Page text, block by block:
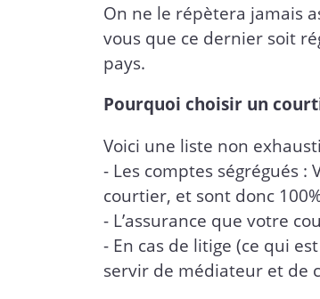
On ne le répètera jamais
vous que ce dernier soit
pays.
Pourquoi choisir un
Voici une liste non
- Les comptes ségrégués
courtier, et sont donc
- L’assurance que votre
- En cas de litige (ce qui
servir de médiateur et de